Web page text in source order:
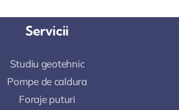
Servicii
Studiu geotehnic
Pompe de caldura
Foraje puturi